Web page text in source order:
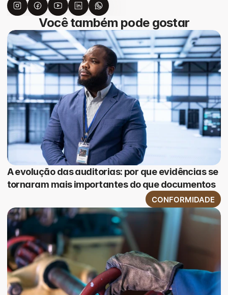
Você também pode gostar
A evolução das auditorias: por que evidências se
tornaram mais importantes do que documentos
CONFORMIDADE